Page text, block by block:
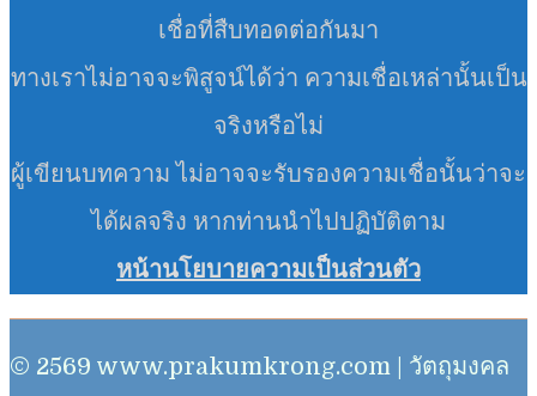
เชื่อที่สืบทอดต่อกันมา
ทางเราไม่อาจจะพิสูจน์ได้ว่า ความเชื่อเหล่านั้นเป็น
จริงหรือไม่
ผู้เขียนบทความ ไม่อาจจะรับรองความเชื่อนั้นว่าจะ
ได้ผลจริง หากท่านนำไปปฏิบัติตาม
หน้านโยบายความเป็นส่วนตัว
© 2569 www.prakumkrong.com | วัตถุมงคล